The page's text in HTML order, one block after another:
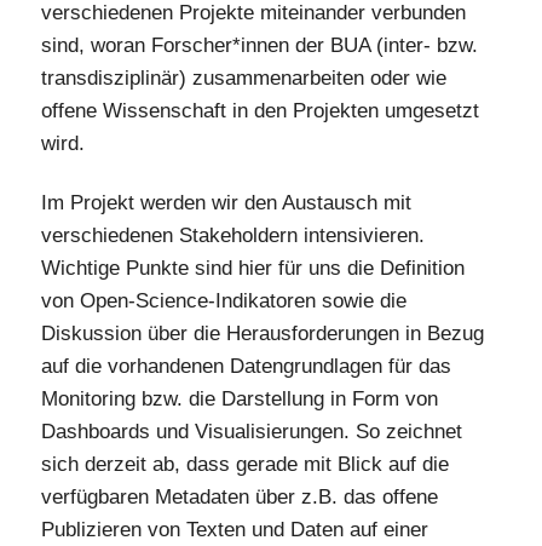
verschiedenen Projekte miteinander verbunden
sind, woran Forscher*innen der BUA (inter- bzw.
transdisziplinär) zusammenarbeiten oder wie
offene Wissenschaft in den Projekten umgesetzt
wird.
Im Projekt werden wir den Austausch mit
verschiedenen Stakeholdern intensivieren.
Wichtige Punkte sind hier für uns die Definition
von Open-Science-Indikatoren sowie die
Diskussion über die Herausforderungen in Bezug
auf die vorhandenen Datengrundlagen für das
Monitoring bzw. die Darstellung in Form von
Dashboards und Visualisierungen. So zeichnet
sich derzeit ab, dass gerade mit Blick auf die
verfügbaren Metadaten über z.B. das offene
Publizieren von Texten und Daten auf einer